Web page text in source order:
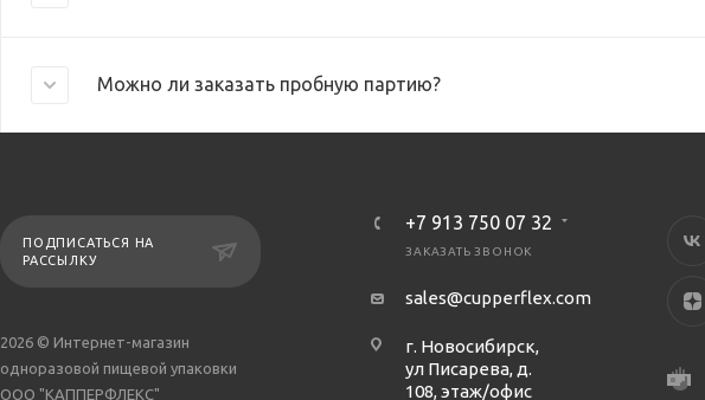
Можно ли заказать пробную партию?
ПОДПИСАТЬСЯ НА
РАССЫЛКУ
2026 © Интернет-магазин
одноразовой пищевой упаковки
ООО "КАППЕРФЛЕКС"
+7 913 750 07 32
ЗАКАЗАТЬ ЗВОНОК
sales@cupperflex.com
г. Новосибирск,
ул Писарева, д.
108, этаж/офис